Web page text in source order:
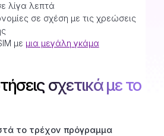
λίγα λεπτά
σε σχέση με τις χρεώσεις
με μια μεγάλη γκάμα
σχετικά με το
το τρέχον πρόγραμμα